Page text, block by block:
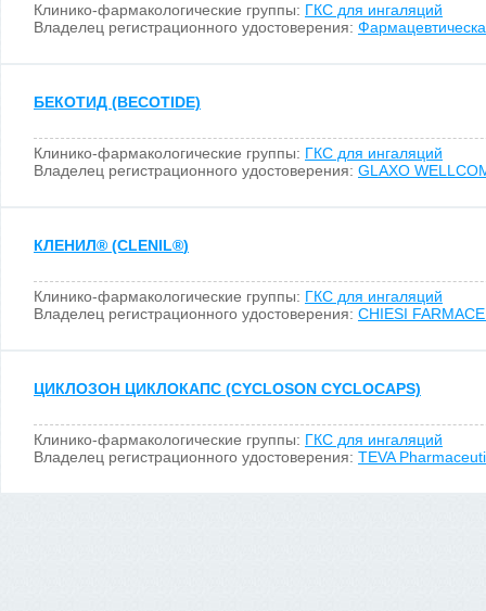
Клинико-фармакологические группы: ГКС для ингаляций
Владелец регистрационного удостоверения:
БЕКОТИД (BECOTIDE)
Клинико-фармакологические группы: ГКС для ингаляций
Владелец регистрационного удостоверения: GLAXO
КЛЕНИЛ® (CLENIL®)
Клинико-фармакологические группы: ГКС для ингаляций
Владелец регистрационного удостоверения: CHIESI
ЦИКЛОЗОН ЦИКЛОКАПС (CYCLOSON CYCLOCAPS)
Клинико-фармакологические группы: ГКС для ингаляций
Владелец регистрационного удостоверения: TEVA